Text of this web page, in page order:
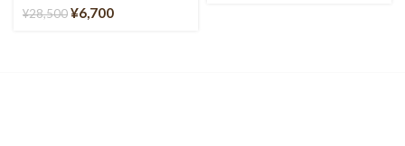
¥28,500¥6,700